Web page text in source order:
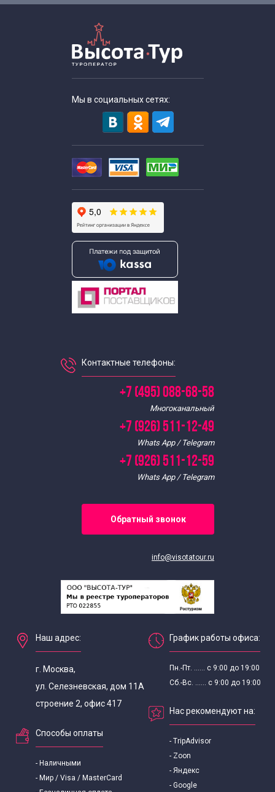
Познавательные экскурсии для школьников
Экскурсии для школьников средних классов
Тематические экскурсии для школьников
Весенние экскурсии для школьников
Военно-исторические экскурсии для школьников
Экскурсии выходного дня для школьников
Выездные экскурсии для школьников
Экскурсии для школьников в июне
Экскурсии для школьников к 9 мая
Экскурсии для школьников на майские праздники
Экскурсии для школьников
Экскурсии для школьников 8 класса
Мы в социальных сетях:
Контактные телефоны:
+7 (495) 088-68-58
Многоканальный
+7 (926) 511-12-49
Whats App / Telegram
+7 (926) 511-12-59
Whats App / Telegram
Обратный звонок
info@visotatour.ru
Наш адрес:
г. Москва,
ул. Селезневская, дом 11А
строение 2, офис 417
Способы оплаты
- Наличными
- Мир / Visa / MasterCard
График работы офиса:
Пн.-Пт. ...... с 9:00 до 19:00
Сб.-Вс. ...... с 9:00 до 19:00
Нас рекомендуют на:
- TripAdvisor
- Zoon
- Яндекс
- Google